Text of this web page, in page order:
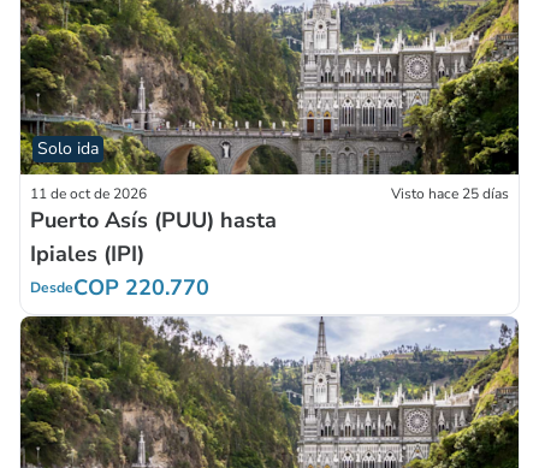
Solo ida
11 de oct de 2026 Visto hace 25 días
Puerto Asís (PUU) hasta
Ipiales (IPI)
DesdeCOP 220.770